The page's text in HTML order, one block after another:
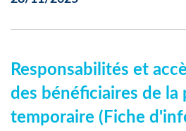
Responsabilités et
des bénéficiaires de
temporaire (Fiche